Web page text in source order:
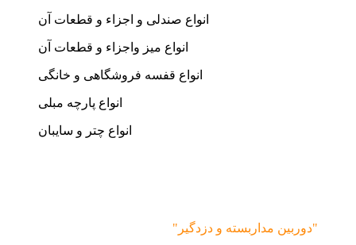
انواع صندلی و اجزاء و قطعات آن
انواع میز واجزاء و قطعات آن
انواع قفسه فروشگاهی و خانگی
انواع پارچه مبلی
انواع چتر و سایبان
"دوربین مداربسته و دزدگیر"